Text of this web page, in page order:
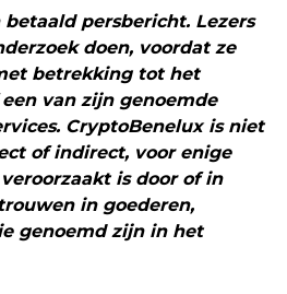
persbericht. Lezers
doen, voordat ze
betrekking tot het
van zijn genoemde
CryptoBenelux is niet
of indirect, voor enige
is door of in
in goederen,
genoemd zijn in het